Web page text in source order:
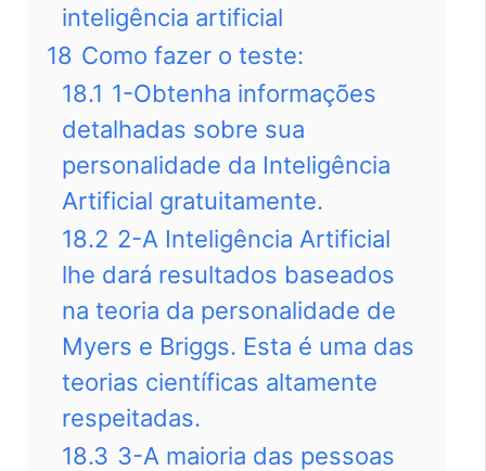
inteligência artificial
18 Como fazer o teste:
18.1 1-Obtenha informações
detalhadas sobre sua
personalidade da Inteligência
Artificial gratuitamente.
18.2 2-A Inteligência Artificial
lhe dará resultados baseados
na teoria da personalidade de
Myers e Briggs. Esta é uma das
teorias científicas altamente
respeitadas.
18.3 3-A maioria das pessoas